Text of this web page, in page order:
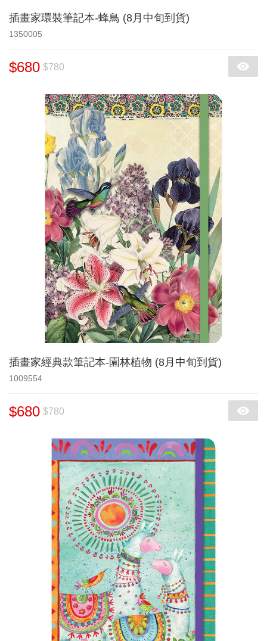
插畫家環裝筆記本-蜂鳥 (8月中旬到貨)
1350005
$680 $780
插畫家經典款筆記本-園林植物 (8月中旬到貨)
1009554
$680 $780